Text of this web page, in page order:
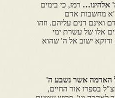
אלהינו… רמז, כי בימים
מחשבות אדם
ואינם דנים עליהם. וזהו
אלו של עשרת ימי
ודוקא ישוב אל ה' שהוא
האדמה אשר נשבע ה'
בספרו אור החיים,